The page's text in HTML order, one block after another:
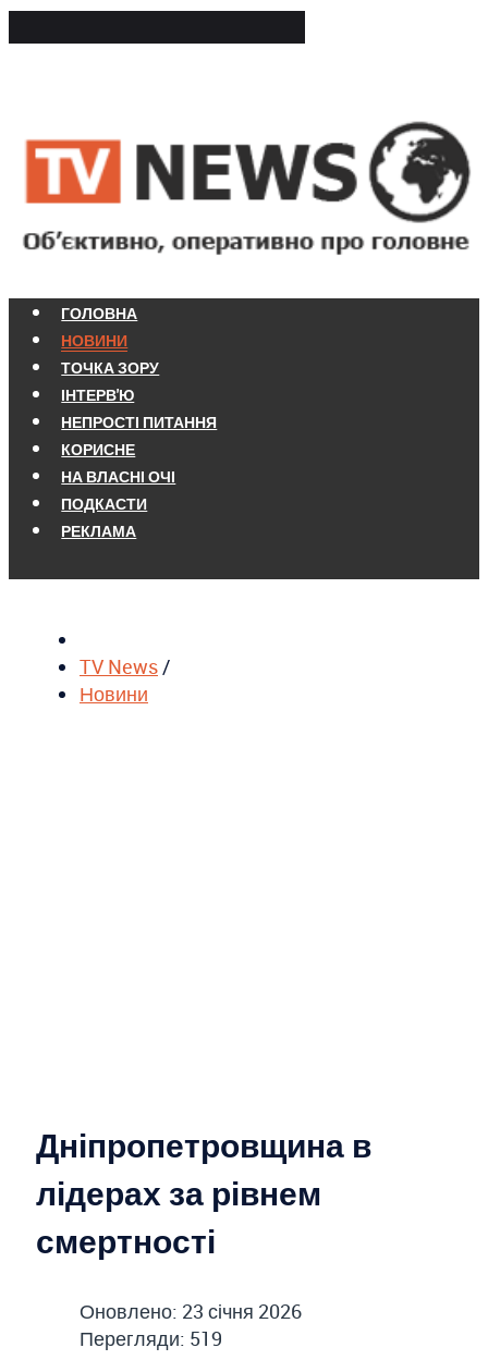
ГОЛОВНА
НОВИНИ
ТОЧКА ЗОРУ
ІНТЕРВ'Ю
НЕПРОСТІ ПИТАННЯ
КОРИСНЕ
НА ВЛАСНІ ОЧІ
ПОДКАСТИ
РЕКЛАМА
TV News/
Новини
Дніпропетровщина в
лідерах за рівнем
смертності
Оновлено: 23 січня 2026
Перегляди: 519